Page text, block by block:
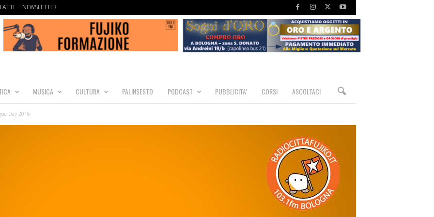
NEWSLETTER
MUSICA CULTURA PALINSESTO PODCAST PUBBLICITA’ CORSI ASCOLTACI
Day 2016